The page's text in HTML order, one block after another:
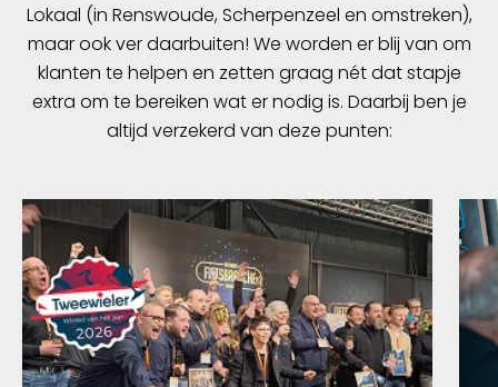
Lokaal (in Renswoude, Scherpenzeel en omstreken),
maar ook ver daarbuiten! We worden er blij van om
klanten te helpen en zetten graag nét dat stapje
extra om te bereiken wat er nodig is. Daarbij ben je
altijd verzekerd van deze punten: